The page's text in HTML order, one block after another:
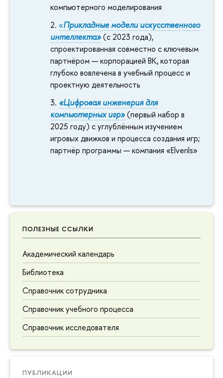
компьютерного моделирования
«Прикладные модели искусственного
интеллекта»(с 2023 года),
спроектированная совместно с ключевым
партнёром — корпорацией ВК, которая
глубоко вовлечена в учебный процесс и
проектную деятельность
«Цифровая инженерия для
компьютерных игр»(первый набор в
2025 году) с углублённым изучением
игровых движков и процесса создания игр;
партнёр программы — компания «Elverils»
ПОЛЕЗНЫЕ ССЫЛКИ
Академический календарь
Библиотека
Справочник сотрудника
Справочник учебного процесса
Справочник исследователя
ПУБЛИКАЦИИ